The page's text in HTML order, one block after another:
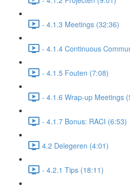
- 4.1.3 Meetings (32:36)
- 4.1.4 Continuous
- 4.1.5 Fouten (7:08)
- 4.1.6 Wrap-up Meetings
- 4.1.7 Bonus: RACI (6:53)
4.2 Delegeren (4:01)
- 4.2.1 Tips (18:11)